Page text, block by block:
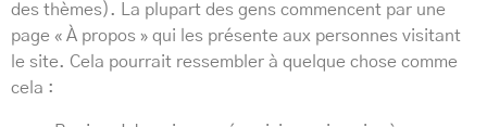
des thèmes). La plupart des gens commencent par une
page « À propos » qui les présente aux personnes visitant
le site. Cela pourrait ressembler à quelque chose comme
cela :